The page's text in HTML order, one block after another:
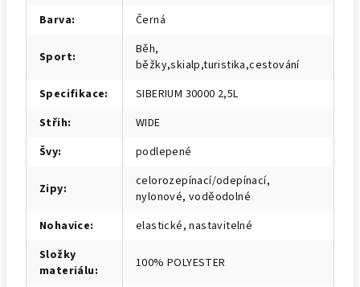
Barva: Černá
Sport:
Běh,
běžky,skialp,turistika,cestování
Specifikace:
SIBERIUM 30000 2,5L
Střih:
WIDE
Švy: podlepené
Zipy:
celorozepínací/odepínací,
nylonové, voděodolné
Nohavice:
elastické, nastavitelné
Složky
materiálu: 100% POLYESTER